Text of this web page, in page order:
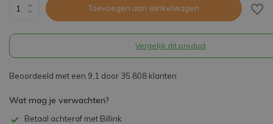
Toevoegen aan winkelwagen
Vergelijk dit product
Beoordeeld met een 9,1 door 35.808 klanten
Wat mag je verwachten?
Betaal achteraf met Billink